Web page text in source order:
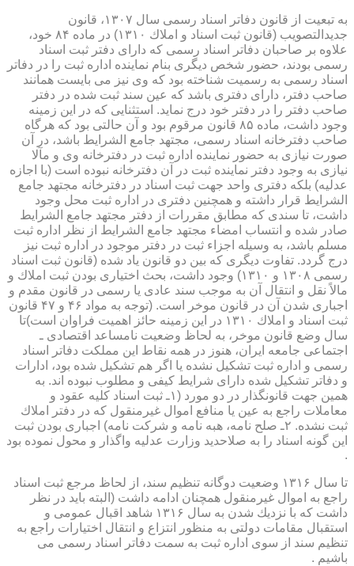
به تبعیت از قانون دفاتر اسناد رسمی سال ۱۳۰۷، قانون
جدیدالتصویب (قانون ثبت اسناد و املاك ۱۳۱۰) در ماده ۸۴ خود،
علاوه بر صاحبان دفاتر اسناد رسمی كه دارای دفتر ثبت اسناد
رسمی بودند، حضور شخص دیگری بنام نماینده اداره ثبت را در دفاتر
اسناد رسمی به رسمیت شناخته بود كه وی نیز می بایست همانند
صاحب دفتر، دارای دفتری باشد كه عین سند ثبت شده در دفتر
صاحب دفتر را در دفتر خود درج نماید. استثنایی كه در این زمینه
وجود داشت، ماده ۸۵ قانون مرقوم بود و آن حالتی بود كه هرگاه
صاحب دفترخانه اسناد رسمی، مجتهد جامع الشرایط باشد، در آن
صورت نیازی به حضور نماینده اداره ثبت در دفترخانه وی و مآلا
نیازی به وجود دفتر نماینده ثبت در آن دفترخانه نبوده است (با اجازه
عدلیه) بلكه دفتری واحد جهت ثبت اسناد در دفترخانه مجتهد جامع
الشرایط قرار داشته و همچنین دفتری در اداره ثبت محل وجود
داشت، تا سندی كه مطابق مقررات از دفتر مجتهد جامع الشرایط
صادر شده و انتساب امضاء مجتهد جامع الشرایط از نظر اداره ثبت
مسلم باشد، به وسیله اجزاء ثبت در دفتر موجود در اداره ثبت نیز
درج گردد. تفاوت دیگری كه بین دو قانون یاد شده (قانون ثبت اسناد
رسمی ۱۳۰۸ و ۱۳۱۰) وجود داشت، بحث اختیاری بودن ثبت املاك و
مالاً نقل و انتقال آن به موجب سند عادی یا رسمی در قانون مقدم و
اجباری شدن آن در قانون موخر است. (توجه به مواد ۴۶ و ۴۷ قانون
ثبت اسناد و املاك ۱۳۱۰ در این زمینه حائز اهمیت فراوان است)تا
سال وضع قانون موخر، به لحاظ وضعیت نامساعد اقتصادی ـ
اجتماعی جامعه ایران، هنوز در همه نقاط این مملكت دفاتر اسناد
رسمی و اداره ثبت تشكیل نشده یا اگر هم تشكیل شده بود، ادارات
و دفاتر تشكیل شده دارای شرایط كیفی و مطلوب نبوده اند. به
همین جهت قانونگذار در دو مورد (۱ـ ثبت اسناد كلیه عقود و
معاملات راجع به عین یا منافع اموال غیرمنقول كه در دفتر املاك
ثبت نشده. ۲ـ صلح نامه، هبه نامه و شركت نامه) اجباری بودن ثبت
این گونه اسناد را به صلاحدید وزارت عدلیه واگذار و محول نموده بود
.
تا سال ۱۳۱۶ وضعیت دوگانه تنظیم سند، از لحاظ مرجع ثبت اسناد
راجع به اموال غیرمنقول همچنان ادامه داشت (البته باید در نظر
داشت كه با نزدیك شدن به سال ۱۳۱۶ شاهد اقبال عمومی و
استقبال مقامات دولتی به منظور انتزاع و انتقال اختیارات راجع به
تنظیم سند از سوی اداره ثبت به سمت دفاتر اسناد رسمی می
باشیم .